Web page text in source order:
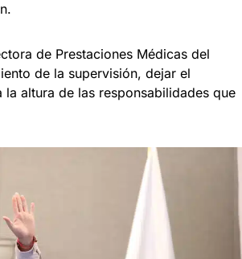
de Prestaciones Médicas del
de la supervisión, dejar el
altura de las responsabilidades que